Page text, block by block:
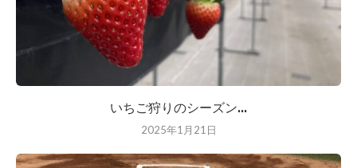
いちご狩りのシーズン...
2025年1月21日